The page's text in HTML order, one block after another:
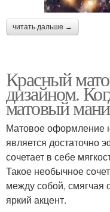
читать дальше →
Красный
дизайном.
матовый
Матовое оформление
является достаточно
сочетает в себе
Такое необычное
между собой, смягчая
яркий акцент.